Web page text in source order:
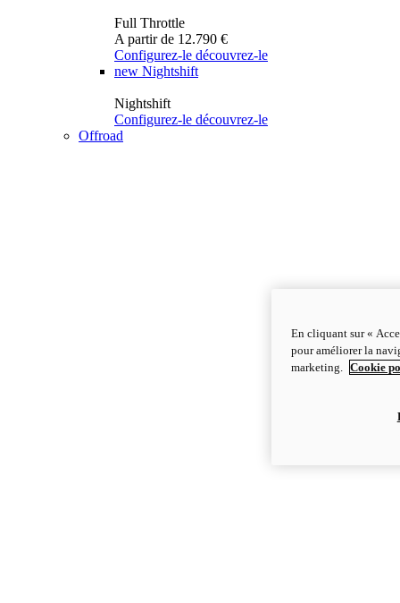
Full Throttle
A partir de 12.790 €
Configurez-le découvrez-le
new Nightshift
Nightshift
Configurez-le découvrez-le
Offroad
En cliquant sur «
pour améliorer la
marketing.
Cookie